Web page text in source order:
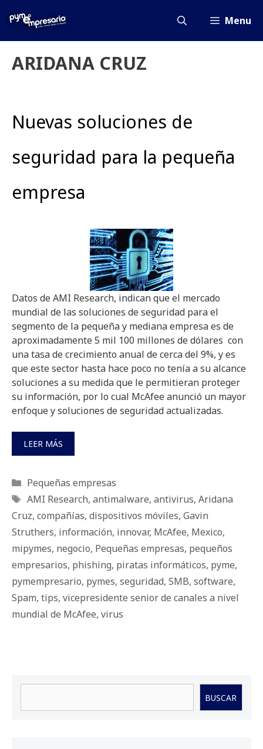
Menu
ARIDANA CRUZ
Nuevas soluciones de
seguridad para la pequeña
empresa
Datos de AMI Research, indican que el mercado
mundial de las soluciones de seguridad para el
segmento de la pequeña y mediana empresa es de
aproximadamente 5 mil 100 millones de dólares con
una tasa de crecimiento anual de cerca del 9%, y es
que este sector hasta hace poco no tenía a su alcance
soluciones a su medida que le permitieran proteger
su información, por lo cual McAfee anunció un mayor
enfoque y soluciones de seguridad actualizadas.
LEER MÁS
Categorías
Pequeñas empresas
Etiquetas
AMI Research, antimalware, antivirus, Aridana
Cruz, compañías, dispositivos móviles, Gavin
Struthers, información, innovar, McAfee, Mexico,
mipymes, negocio, Pequeñas empresas, pequeños
empresarios, phishing, piratas informáticos, pyme,
pymempresario, pymes, seguridad, SMB, software,
Spam, tips, vicepresidente senior de canales a nivel
mundial de McAfee, virus
BUSCAR